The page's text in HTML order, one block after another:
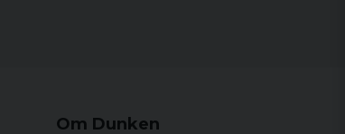
Om Dunken